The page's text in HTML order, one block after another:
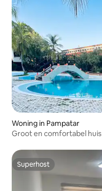
Woning in Pampatar
Groot en comfortabel huis
Superhost
Superhost